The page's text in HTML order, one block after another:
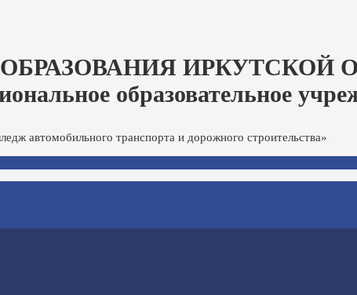
ИРКУТСКОЙ
образовательное
автомобильного транспорта и дорожного строительства»